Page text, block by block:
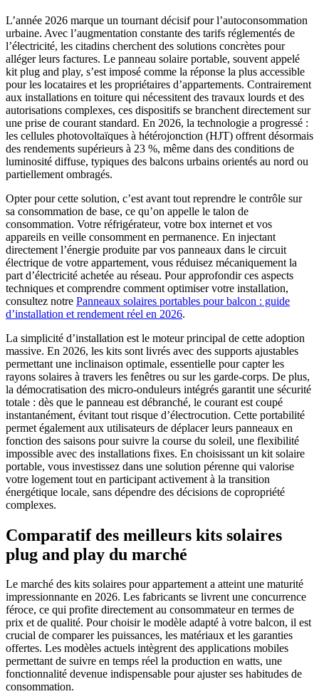
L’année 2026 marque un tournant décisif pour l’autoconsommation
urbaine. Avec l’augmentation constante des tarifs réglementés de
l’électricité, les citadins cherchent des solutions concrètes pour
alléger leurs factures. Le panneau solaire portable, souvent appelé
kit plug and play, s’est imposé comme la réponse la plus accessible
pour les locataires et les propriétaires d’appartements. Contrairement
aux installations en toiture qui nécessitent des travaux lourds et des
autorisations complexes, ces dispositifs se branchent directement sur
une prise de courant standard. En 2026, la technologie a progressé :
les cellules photovoltaïques à hétérojonction (HJT) offrent désormais
des rendements supérieurs à 23 %, même dans des conditions de
luminosité diffuse, typiques des balcons urbains orientés au nord ou
partiellement ombragés.
Opter pour cette solution, c’est avant tout reprendre le contrôle sur
sa consommation de base, ce qu’on appelle le talon de
consommation. Votre réfrigérateur, votre box internet et vos
appareils en veille consomment en permanence. En injectant
directement l’énergie produite par vos panneaux dans le circuit
électrique de votre appartement, vous réduisez mécaniquement la
part d’électricité achetée au réseau. Pour approfondir ces aspects
techniques et comprendre comment optimiser votre installation,
consultez notre Panneaux solaires portables pour balcon : guide
d’installation et rendement réel en 2026.
La simplicité d’installation est le moteur principal de cette adoption
massive. En 2026, les kits sont livrés avec des supports ajustables
permettant une inclinaison optimale, essentielle pour capter les
rayons solaires à travers les fenêtres ou sur les garde-corps. De plus,
la démocratisation des micro-onduleurs intégrés garantit une sécurité
totale : dès que le panneau est débranché, le courant est coupé
instantanément, évitant tout risque d’électrocution. Cette portabilité
permet également aux utilisateurs de déplacer leurs panneaux en
fonction des saisons pour suivre la course du soleil, une flexibilité
impossible avec des installations fixes. En choisissant un kit solaire
portable, vous investissez dans une solution pérenne qui valorise
votre logement tout en participant activement à la transition
énergétique locale, sans dépendre des décisions de copropriété
complexes.
Comparatif des meilleurs kits solaires
plug and play du marché
Le marché des kits solaires pour appartement a atteint une maturité
impressionnante en 2026. Les fabricants se livrent une concurrence
féroce, ce qui profite directement au consommateur en termes de
prix et de qualité. Pour choisir le modèle adapté à votre balcon, il est
crucial de comparer les puissances, les matériaux et les garanties
offertes. Les modèles actuels intègrent des applications mobiles
permettant de suivre en temps réel la production en watts, une
fonctionnalité devenue indispensable pour ajuster ses habitudes de
consommation.